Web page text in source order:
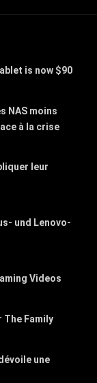
is now $90
NAS moins
à la crise
leur
und Lenovo-
Videos
The Family
une